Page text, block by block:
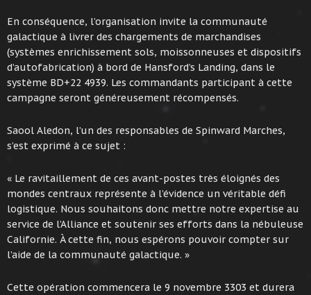
En conséquence, l’organisation invite la communauté
galactique à livrer des chargements de marchandises
(systèmes enrichissement sols, moissonneuses et dispositifs
d’autofabrication) à bord de Hansford’s Landing, dans le
système BD+22 4939. Les commandants participant à cette
campagne seront généreusement récompensés.
Saool Aledon, l’un des responsables de Spinward Marches,
s’est exprimé à ce sujet :
« Le ravitaillement de ces avant-postes très éloignés des
mondes centraux représente à l’évidence un véritable défi
logistique. Nous souhaitons donc mettre notre expertise au
service de l’Alliance et soutenir ses efforts dans la nébuleuse
Californie. À cette fin, nous espérons pouvoir compter sur
l’aide de la communauté galactique. »
Cette opération commencera le 9 novembre 3303 et durera